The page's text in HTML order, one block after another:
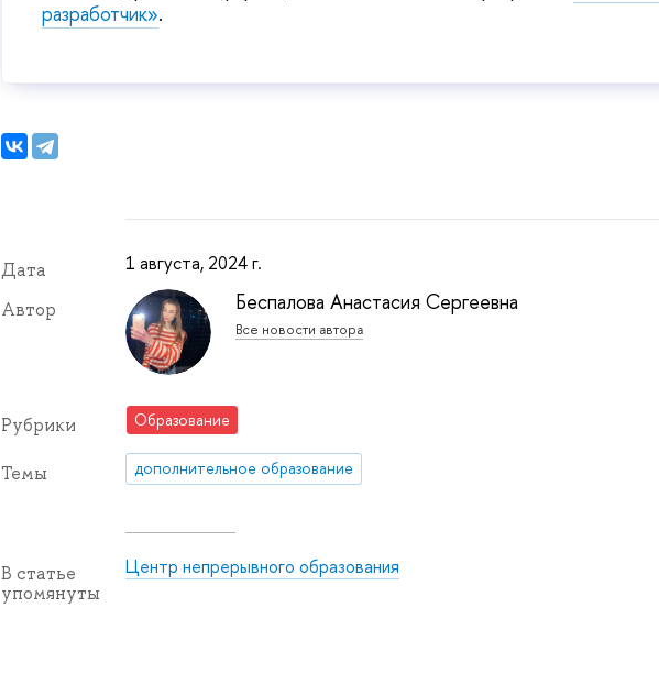
разработчик».
Дата 1 августа, 2024 г.
Автор Беспалова Анастасия Сергеевна
Все новости автора
Рубрики Образование
Темы дополнительное образование
В статье
упомянуты
Центр непрерывного образования